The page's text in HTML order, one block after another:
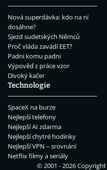
Nová superdávka: kdo na ní
dosáhne?
Sjezd sudetských Němců
Proč vláda zavádí EET?
Padni komu padni
Výpověď z práce vzor
Divoký kačer
Technologie
SpaceX na burze
Nejlepší telefony
Nejlepší AI zdarma
Nejlepší chytré hodinky
Nejlepší VPN – srovnání
Netflix filmy a seriály
© 2001 - 2026 Copyright